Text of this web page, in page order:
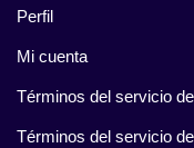
Perfil
Mi cuenta
Términos del servicio
Términos del servicio